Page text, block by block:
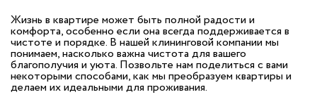
Жизнь в квартире может быть полной радости и
комфорта, особенно если она всегда поддерживается в
чистоте и порядке. В нашей клининговой компании мы
понимаем, насколько важна чистота для вашего
благополучия и уюта. Позвольте нам поделиться с вами
некоторыми способами, как мы преобразуем квартиры и
делаем их идеальными для проживания.